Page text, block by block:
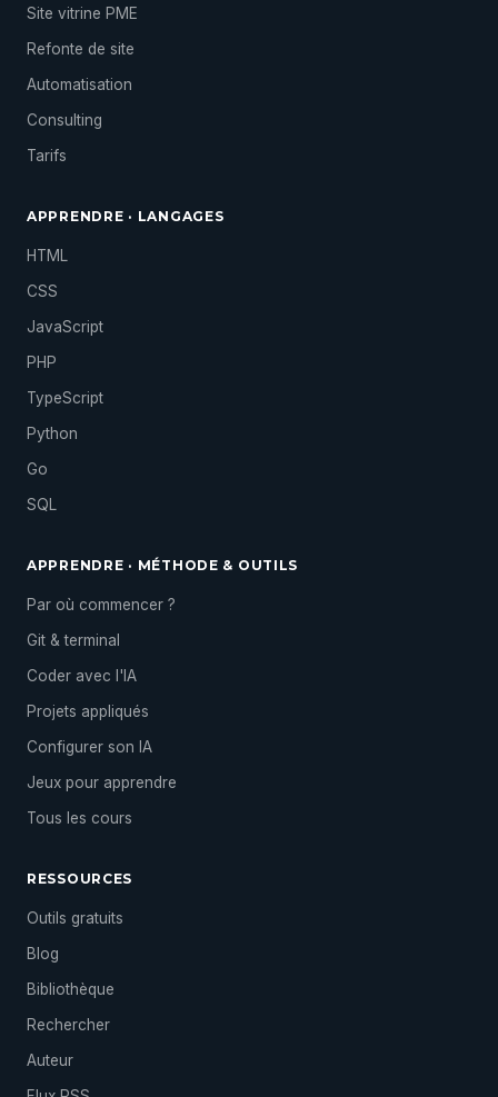
Site vitrine PME
Refonte de site
Automatisation
Consulting
Tarifs
APPRENDRE · LANGAGES
HTML
CSS
JavaScript
PHP
TypeScript
Python
Go
SQL
APPRENDRE · MÉTHODE & OUTILS
Par où commencer ?
Git & terminal
Coder avec l'IA
Projets appliqués
Configurer son IA
Jeux pour apprendre
Tous les cours
RESSOURCES
Outils gratuits
Blog
Bibliothèque
Rechercher
Auteur